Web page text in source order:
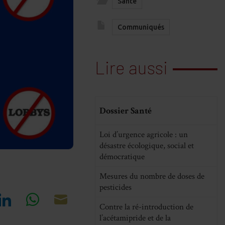
Communiqués
Lire aussi
Dossier Santé
Loi d’urgence agricole : un
désastre écologique, social et
démocratique
Mesures du nombre de doses de
pesticides
Contre la ré-introduction de
l’acétamipride et de la